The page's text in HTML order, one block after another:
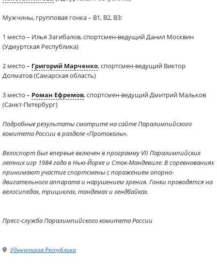
Мужчины, групповая гонка – В1, В2, В3:
1 место – Илья Загибалов, спортсмен-ведущий Данил Москвин
(Удмуртская Республика)
2 место – Григорий Марченко, спортсмен-ведущий Виктор
Долматов (Самарская область)
3 место – Роман Ефремов, спортсмен-ведущий Дмитрий Мальков
(Санкт-Петербург)
Подробные результаты смотрите на сайте Паралимпийского
комитета России в разделе «Протоколы».
Велоспорт был впервые включен в программу VII Паралимпийских
летних игр 1984 года в Нью-Йорке и Сток-Мандевиле. В соревнованиях
принимают участие спортсмены с поражением опорно-
двигательного аппарата и нарушением зрения. Гонки проводятся на
велосипедах, трициклах, тандемах и хендбайках.
Пресс-служба Паралимпийского комитета России
Удмуртская Республика